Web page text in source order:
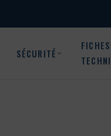
SÉCURITÉ
FICHES